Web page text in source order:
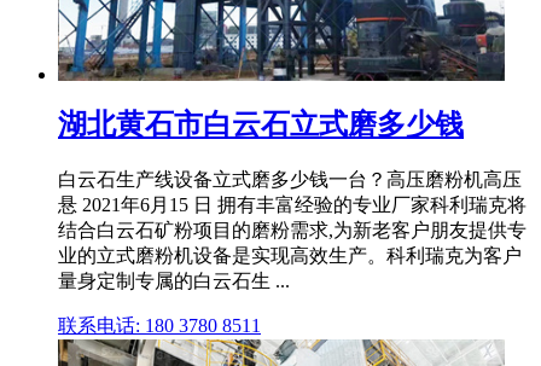
湖北黄石市白云石立式磨多少钱
白云石生产线设备立式磨多少钱一台？高压磨粉机高压
悬 2021年6月15 日 拥有丰富经验的专业厂家科利瑞克将
结合白云石矿粉项目的磨粉需求,为新老客户朋友提供专
业的立式磨粉机设备是实现高效生产。科利瑞克为客户
量身定制专属的白云石生 ...
联系电话: 180 3780 8511